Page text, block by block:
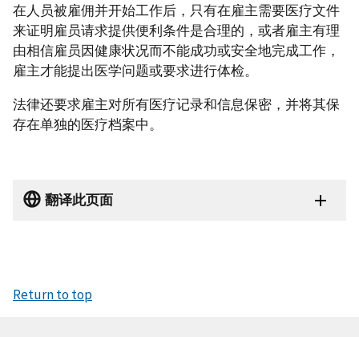
在人员被雇佣并开始工作后，只有在雇主需要医疗文件
来证明雇员请求提供便利条件是合理的，或者雇主有理
由相信雇员因健康状况而不能成功或安全地完成工作，
雇主才能提出医学问题或要求进行体检。
法律还要求雇主对所有医疗记录和信息保密，并将其保
存在单独的医疗档案中。
翻译此页面
Return to top